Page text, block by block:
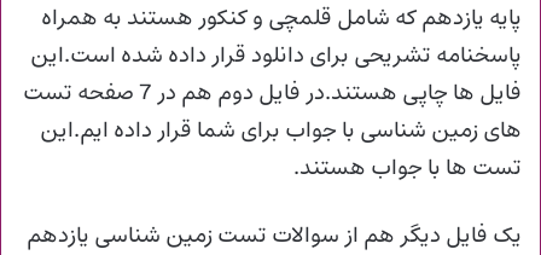
پایه یازدهم که شامل قلمچی و کنکور هستند به همراه
پاسخنامه تشریحی برای دانلود قرار داده شده است.این
فایل ها چاپی هستند.در فایل دوم هم در 7 صفحه تست
های زمین شناسی با جواب برای شما قرار داده ایم.این
تست ها با جواب هستند.
یک فایل دیگر هم از سوالات تست زمین شناسی یازدهم